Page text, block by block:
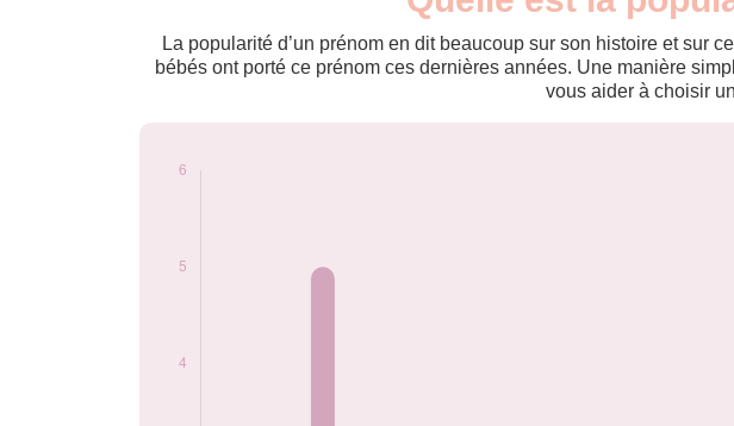
La popularité d’un prénom en dit beaucoup sur son histoire et sur
bébés ont porté ce prénom ces dernières années. Une manière
vous aider à choisir
2015
5
2017
3